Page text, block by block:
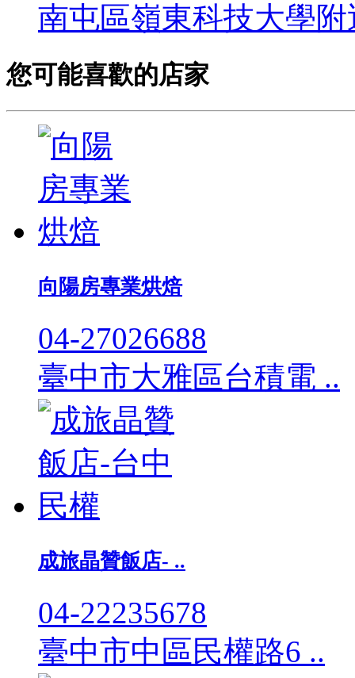
南屯區嶺東科技大學
您可能喜歡的店家
向陽房專業烘焙
04-27026688
臺中市大雅區台積電 ..
成旅晶贊飯店- ..
04-22235678
臺中市中區民權路6 ..